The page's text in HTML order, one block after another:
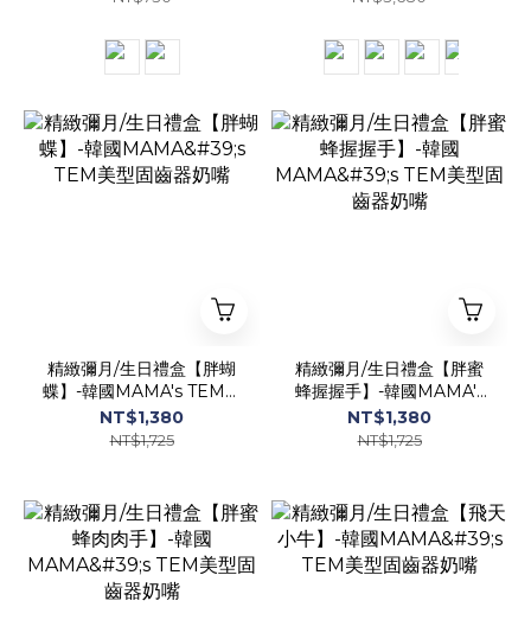
精緻彌月/生日禮盒【胖蝴
蝶】-韓國MAMA's TEM美
型固齒器奶嘴
NT$1,380
NT$1,725
精緻彌月/生日禮盒【胖蜜
蜂握握手】-韓國MAMA's
TEM美型固齒器奶嘴
NT$1,380
NT$1,725